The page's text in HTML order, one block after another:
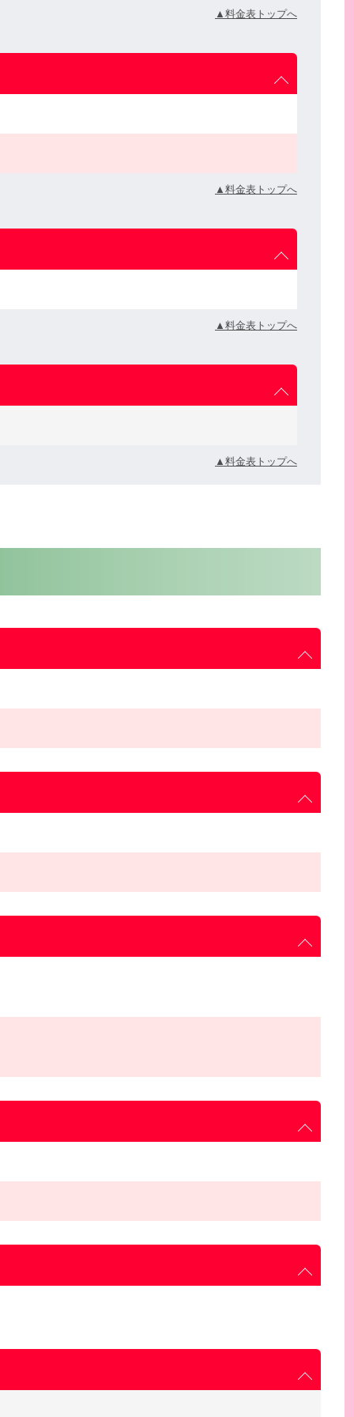
▲料金表トップへ
▲料金表トップへ
▲料金表トップへ
▲料金表トップへ